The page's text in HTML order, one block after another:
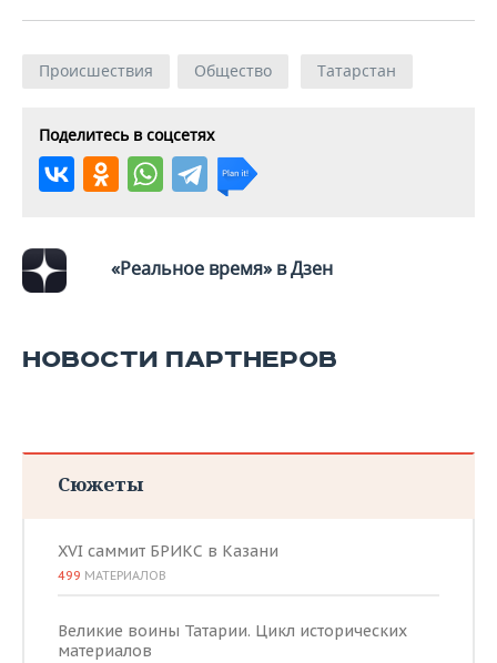
Происшествия Общество Татарстан
Поделитесь в соцсетях
«Реальное время» в Дзен
НОВОСТИ ПАРТНЕРОВ
Сюжеты
XVI саммит БРИКС в Казани
499 МАТЕРИАЛОВ
Великие воины Татарии. Цикл исторических
материалов